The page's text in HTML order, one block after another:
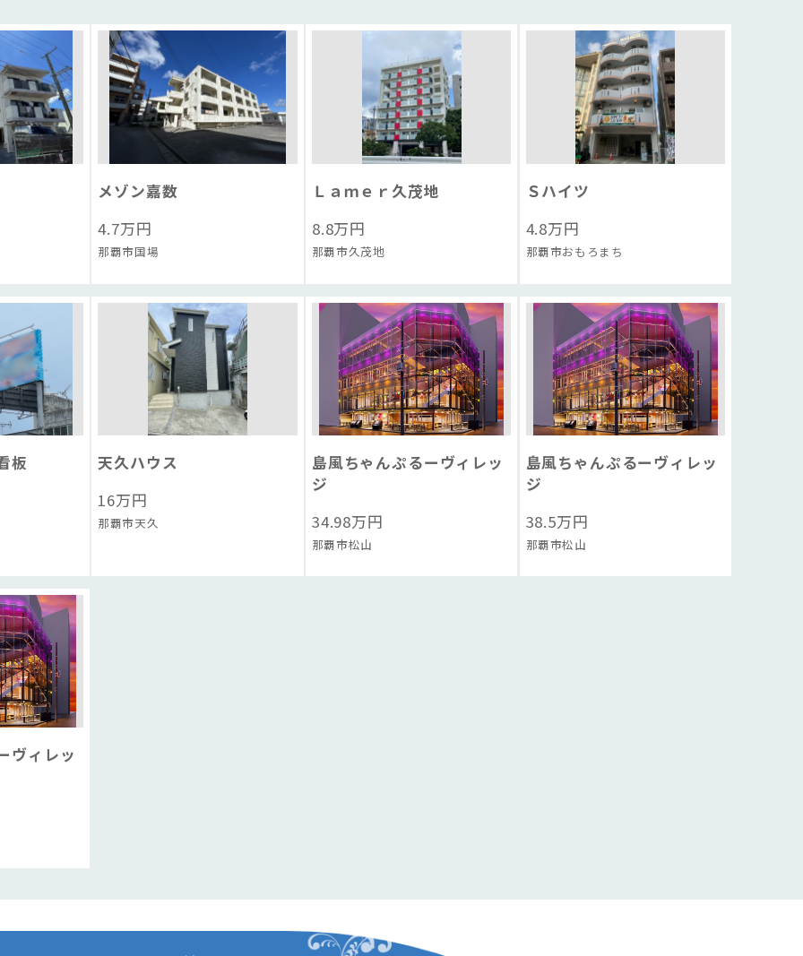
メゾン嘉数
4.7万円
那覇市国場
Ｌａｍｅｒ久茂地
8.8万円
那覇市久茂地
Ｓハイツ
4.8万円
那覇市おもろまち
板
天久ハウス
16万円
那覇市天久
島風ちゃんぷるーヴィレッ
ジ
34.98万円
那覇市松山
島風ちゃんぷるーヴィレッ
ジ
38.5万円
那覇市松山
ヴィレッ